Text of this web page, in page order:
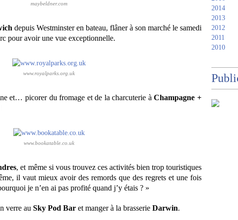
maybeldner.com
depuis Westminster en bateau, flâner à son marché le samedi
pour avoir une vue exceptionnelle.
www.royalparks.org.uk
et… picorer du fromage et de la charcuterie àChampagne +
www.bookatable.co.uk
, et même si vous trouvez ces activités bien trop touristiques
il vaut mieux avoir des remords que des regrets et une fois
je n’en ai pas profité quand j’y étais ? »
verre au Sky Pod Bar et manger à la brasserie Darwin.
2014
2013
2012
2011
2010